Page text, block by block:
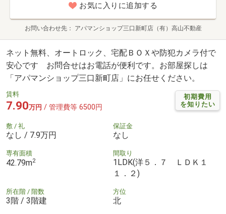
お気に入りに追加する
お問い合わせ先 アパマンショップ三口新町店（有）高山不動産
ネット無料、オートロック、宅配ＢＯＸや防犯カメラ付で
安心です お問合せはお電話が便利です。お部屋探しは
「アパマンショップ三口新町店」にお任せください。
初期費用
を知りたい
賃料
7.90万円 / 管理費等 6500円
敷 / 礼
なし / 7.9万円
保証金
なし
専有面積
42.79m2
間取り
1LDK(洋５．７ ＬＤＫ１
１．２)
所在階 / 階数
3階 / 3階建
方位
北